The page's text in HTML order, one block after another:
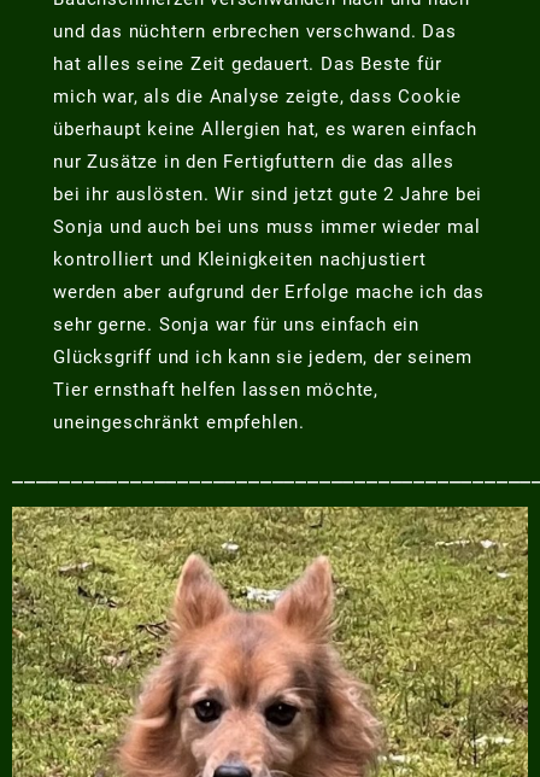
und das nüchtern erbrechen verschwand. Das
hat alles seine Zeit gedauert. Das Beste für
mich war, als die Analyse zeigte, dass Cookie
überhaupt keine Allergien hat, es waren einfach
nur Zusätze in den Fertigfuttern die das alles
bei ihr auslösten. Wir sind jetzt gute 2 Jahre bei
Sonja und auch bei uns muss immer wieder mal
kontrolliert und Kleinigkeiten nachjustiert
werden aber aufgrund der Erfolge mache ich das
sehr gerne. Sonja war für uns einfach ein
Glücksgriff und ich kann sie jedem, der seinem
Tier ernsthaft helfen lassen möchte,
uneingeschränkt empfehlen.